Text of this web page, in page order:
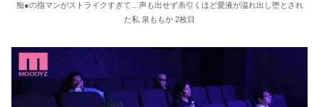
【悲報】2050年の日本、独身ボッチ祭りが現実になるとかｗｗｗｗ 他
痴●の指マンがストライクすぎて…声も出せず糸引くほど愛液が溢れ出し堕とされ
た私 泉ももか 2枚目